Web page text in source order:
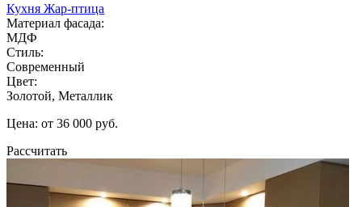
Кухня Жар-птица
Материал фасада:
МДФ
Стиль:
Современный
Цвет:
Золотой, Металлик
Цена: от 36 000 руб.
Рассчитать